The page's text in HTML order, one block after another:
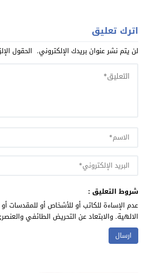
اترك تعليق
لن يتم نشر عنوان بريدك الإلكتروني. الحقول
شروط التعليق :
عدم الإساءة للكاتب أو للأشخاص أو للمقدسات
الالهية. والابتعاد عن التحريض الطائفي